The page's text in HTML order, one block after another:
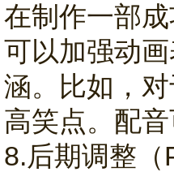
在制作一部
可以加强动
涵。比如，
高笑点。配
8.后期调整（